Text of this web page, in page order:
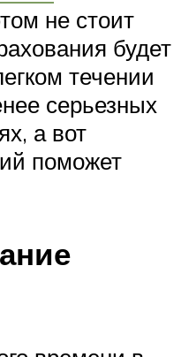
не стоит
будет
течении
серьезных
а вот
поможет